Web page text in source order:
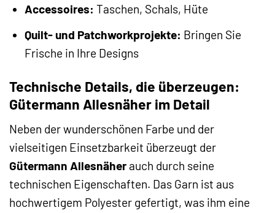
Accessoires: Taschen, Schals, Hüte
Quilt- und Patchworkprojekte: Bringen Sie
Frische in Ihre Designs
Technische Details, die überzeugen:
Gütermann Allesnäher im Detail
Neben der wunderschönen Farbe und der
vielseitigen Einsetzbarkeit überzeugt der
Gütermann Allesnäher auch durch seine
technischen Eigenschaften. Das Garn ist aus
hochwertigem Polyester gefertigt, was ihm eine